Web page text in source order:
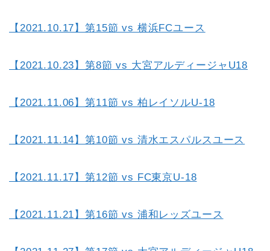
【2021.10.17】第15節 vs 横浜FCユース
【2021.10.23】第8節 vs 大宮アルディージャU18
【2021.11.06】第11節 vs 柏レイソルU-18
【2021.11.14】第10節 vs 清水エスパルスユース
【2021.11.17】第12節 vs FC東京U-18
【2021.11.21】第16節 vs 浦和レッズユース